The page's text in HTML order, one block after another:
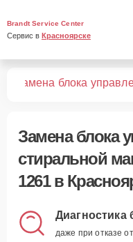
Brandt Service Center
Сервис в Красноярске
Замена блока
Замена блока
стиральной
1261 в
Диагностика
даже при отказе